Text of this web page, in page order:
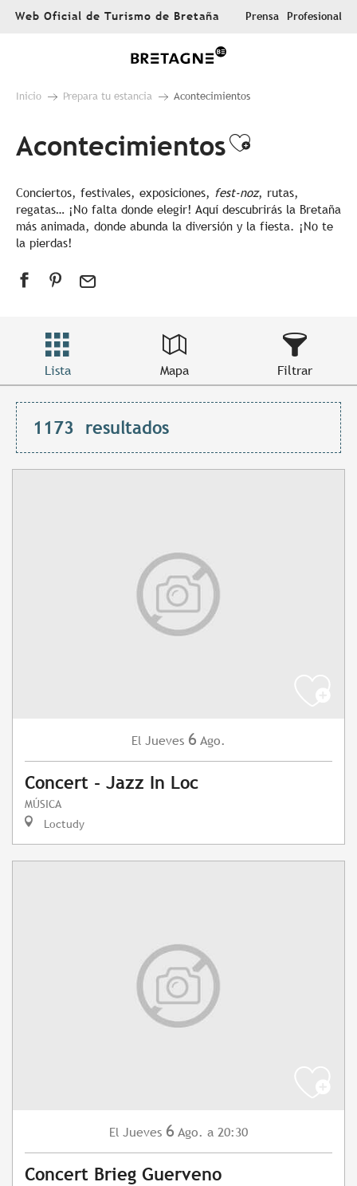
AllerWeb Oficial de Turismo de Bretaña Prensa Profesional
Inicio Prepara tu estancia Acontecimientos
AcontecimientosAjouter
Conciertos, festivales, exposiciones, fest-noz, rutas,
regatas… ¡No falta donde elegir! Aquí descubrirás la Bretaña
más animada, donde abunda la diversión y la fiesta. ¡No te
la pierdas!
Lista Mapa Filtrar
1173 resultados
El Jueves 6 Ago.
Concert - Jazz In Loc
MÚSICA
Loctudy
El Jueves 6 Ago. a 20:30
Concert Brieg Guerveno